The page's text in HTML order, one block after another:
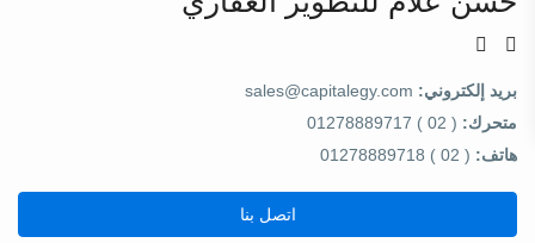
بريد إلكتروني: sales@capitalegy.com
متحرك: ( 02 ) 01278889717
هاتف: ( 02 ) 01278889718
اتصل بنا